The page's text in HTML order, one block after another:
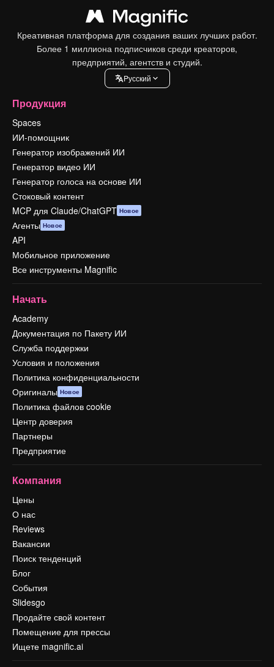
Креативная платформа для создания ваших лучших работ.
Более 1 миллиона подписчиков среди креаторов,
предприятий, агентств и студий.
Pусский
Продукция
Spaces
ИИ-помощник
Генератор изображений ИИ
Генератор видео ИИ
Генератор голоса на основе ИИ
Стоковый контент
MCP для Claude/ChatGPT Новое
Агенты Новое
API
Мобильное приложение
Все инструменты Magnific
Начать
Academy
Документация по Пакету ИИ
Служба поддержки
Условия и положения
Политика конфиденциальности
Оригиналы Новое
Политика файлов cookie
Центр доверия
Партнеры
Предприятие
Компания
Цены
О нас
Reviews
Вакансии
Поиск тенденций
Блог
События
Slidesgo
Продайте свой контент
Помещение для прессы
Ищете magnific.ai